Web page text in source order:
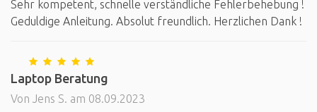
Sehr kompetent, schnelle verständliche Fehlerbehebung !
Geduldige Anleitung. Absolut freundlich. Herzlichen Dank !
Laptop Beratung
Von Jens S. am 08.09.2023